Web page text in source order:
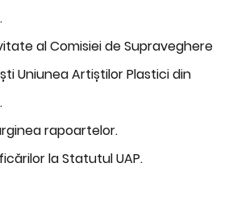
al Comisiei de Supraveghere
Uniunea Artiștilor Plastici din
rapoartelor.
la Statutul UAP.